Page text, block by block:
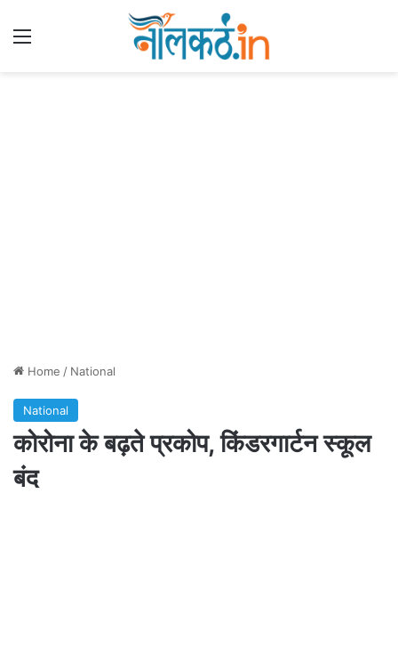
Home / National
National
कोरोना के बढ़ते प्रकोप, किंडरगार्टन स्कूल
बंद